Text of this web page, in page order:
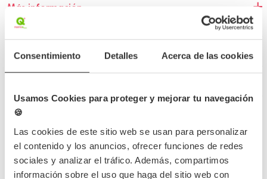
Consentimiento Detalles Acerca de las cookies
Usamos Cookies para proteger y mejorar tu navegación
🍪
Las cookies de este sitio web se usan para personalizar
el contenido y los anuncios, ofrecer funciones de redes
sociales y analizar el tráfico. Además, compartimos
información sobre el uso que haga del sitio web con
Más información
Detalles del producto
Preguntas frecuentes
Completa tu pedido